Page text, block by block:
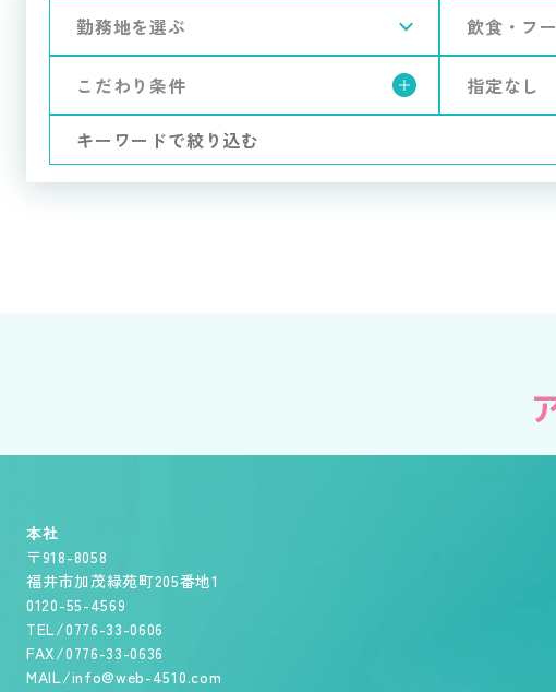
本社
〒918-8058
福井市加茂緑苑町205番地1
0120-55-4569
TEL/0776-33-0606
FAX/0776-33-0636
MAIL/info@web-4510.com